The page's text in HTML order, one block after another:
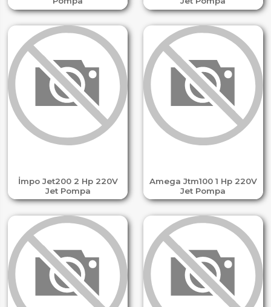
İmpo Jet200 2 Hp 220V
Jet Pompa
Amega Jtm100 1 Hp 220V
Jet Pompa